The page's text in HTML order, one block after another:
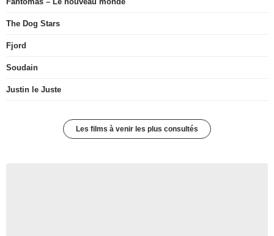
The Dog Stars
Fjord
Soudain
Justin le Juste
Les films à venir les plus consultés